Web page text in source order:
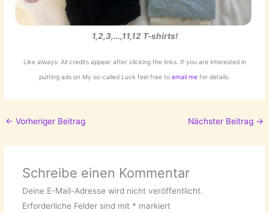
1,2,3,…,11,12 T-shirts!
Like always: All credits appear after clicking the links. If you are interested in
putting ads on My so-called Luck feel free to email me for details.
← Vorheriger Beitrag Nächster Beitrag →
Schreibe einen Kommentar
Deine E-Mail-Adresse wird nicht veröffentlicht.
Erforderliche Felder sind mit * markiert